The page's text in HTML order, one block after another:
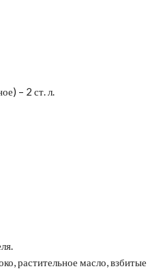
– 2 ст. л.
растительное масло, взбитые